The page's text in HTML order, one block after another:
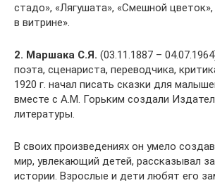
стадо», «Лягушата», «Смешной цветок»,
в витрине».
2. Маршака С.Я. (03.11.1887 –
поэта, сценариста, переводчика,
1920 г. начал писать сказки для
вместе с А.М. Горьким создали
литературы.
В своих произведениях он умело
мир, увлекающий детей, рассказывал
истории. Взрослые и дети любят его